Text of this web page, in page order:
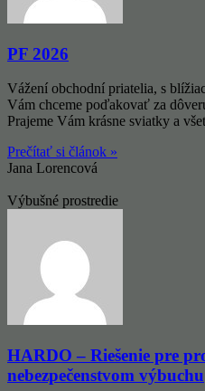
PF 2026
Vážení obchodní priatelia, s
Vám chceme poďakovať za
Prajeme Vám krásne sviatky a
Prečítať si článok »
Jana Lorencová
Výbušné prostredie
HARDO – Riešenie pre
nebezpečenstvom výbuchu